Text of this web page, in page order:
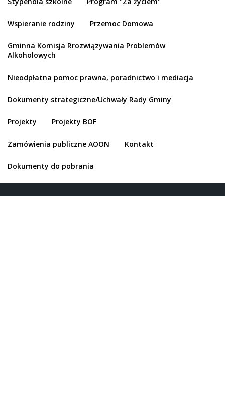
Wspieranie rodziny Przemoc Domowa
Gminna Komisja Rrozwiązywania Problemów
Alkoholowych
Nieodpłatna pomoc prawna, poradnictwo i mediacja
Dokumenty strategiczne/Uchwały Rady Gminy
Projekty Projekty BOF
Zamówienia publiczne AOON Kontakt
Dokumenty do pobrania